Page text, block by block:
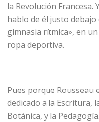
la Revolución
hablo de él justo
gimnasia rítmica», en
ropa deportiva.
Pues porque Rousseau
dedicado a la Escritura,
Botánica, y la Pedagogía.